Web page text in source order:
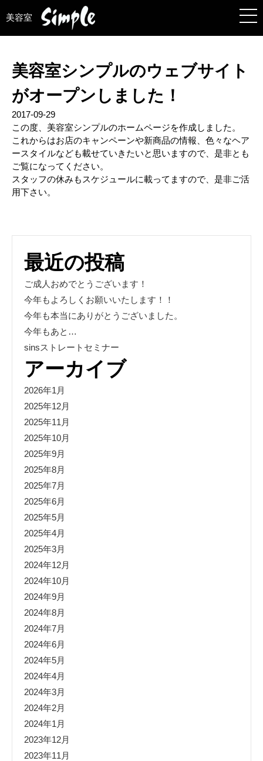
美容室
美容室シンプルのウェブサイト
がオープンしました！
2017-09-29
この度、美容室シンプルのホームページを作成しました。
これからはお店のキャンペーンや新商品の情報、色々なヘア
ースタイルなども載せていきたいと思いますので、是非とも
ご覧になってください。
スタッフの休みもスケジュールに載ってますので、是非ご活
用下さい。
最近の投稿
ご成人おめでとうございます！
今年もよろしくお願いいたします！！
今年も本当にありがとうございました。
今年もあと…
sinsストレートセミナー
アーカイブ
2026年1月
2025年12月
2025年11月
2025年10月
2025年9月
2025年8月
2025年7月
2025年6月
2025年5月
2025年4月
2025年3月
2024年12月
2024年10月
2024年9月
2024年8月
2024年7月
2024年6月
2024年5月
2024年4月
2024年3月
2024年2月
2024年1月
2023年12月
2023年11月